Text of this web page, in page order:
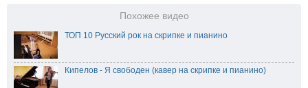
Похожее видео
ТОП 10 Русский рок на скрипке и пианино
Кипелов - Я свободен (кавер на скрипке и пианино)